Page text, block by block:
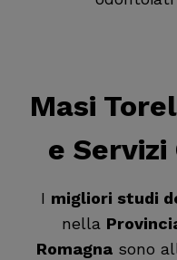
Masi
e
I migliori studi
nella
Romagnasono